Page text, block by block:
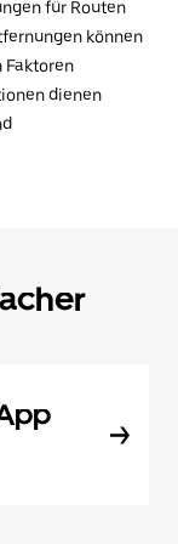
für Routen
können
Faktoren
dienen